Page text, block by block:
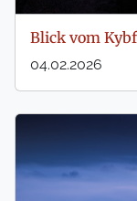
Blick vom
04.02.2026